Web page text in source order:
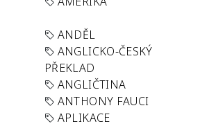
ANDĚL
ANGLICKO-ČESKÝ
PŘEKLAD
ANGLIČTINA
ANTHONY FAUCI
APLIKACE